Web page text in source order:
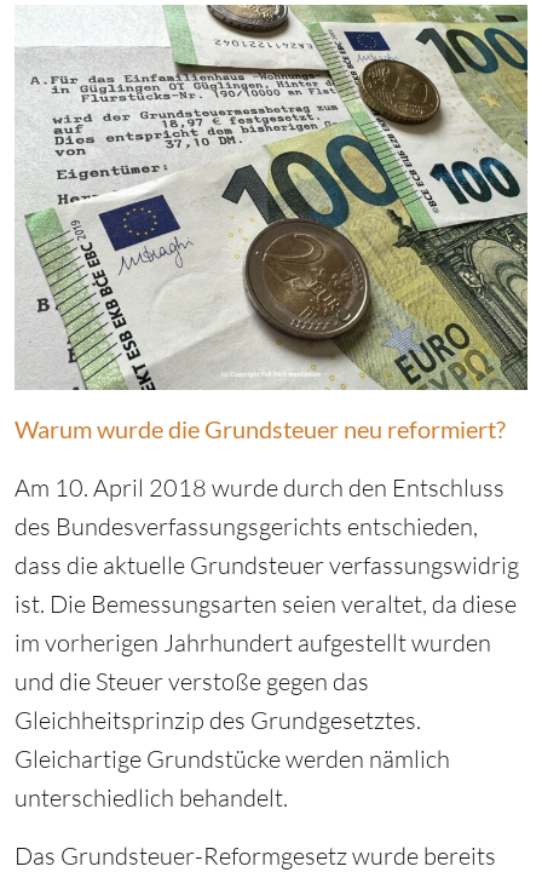
Warum wurde die Grundsteuer neu reformiert?
Am 10. April 2018 wurde durch den Entschluss
des Bundesverfassungsgerichts entschieden,
dass die aktuelle Grundsteuer verfassungswidrig
ist. Die Bemessungsarten seien veraltet, da diese
im vorherigen Jahrhundert aufgestellt wurden
und die Steuer verstoße gegen das
Gleichheitsprinzip des Grundgesetztes.
Gleichartige Grundstücke werden nämlich
unterschiedlich behandelt.
Das Grundsteuer-Reformgesetz wurde bereits